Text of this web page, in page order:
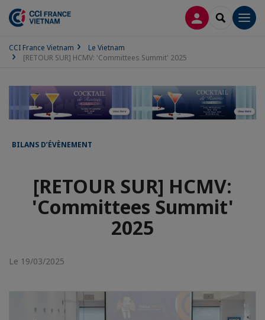
CONNEXION
CCI France Vietnam
Le Vietnam
[RETOUR SUR] HCMV: 'Committees Summit' 2025
BILANS D’ÉVÈNEMENT
[RETOUR SUR] HCMV:
'Committees Summit'
2025
Le 19/03/2025